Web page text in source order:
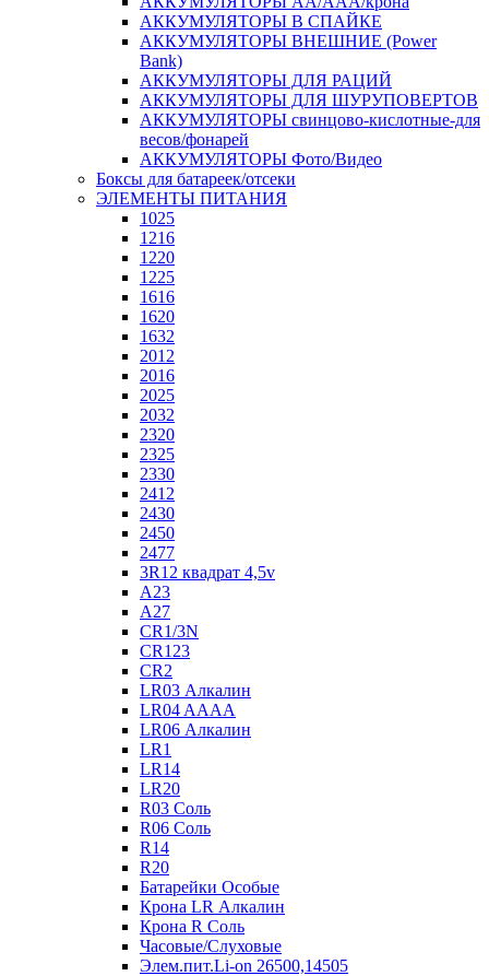
АККУМУЛЯТОРЫ В СПАЙКЕ
АККУМУЛЯТОРЫ ВНЕШНИЕ (Power
Bank)
АККУМУЛЯТОРЫ ДЛЯ РАЦИЙ
АККУМУЛЯТОРЫ ДЛЯ ШУРУПОВЕРТОВ
АККУМУЛЯТОРЫ свинцово-кислотные-для
весов/фонарей
АККУМУЛЯТОРЫ Фото/Видео
Боксы для батареек/отсеки
ЭЛЕМЕНТЫ ПИТАНИЯ
1025
1216
1220
1225
1616
1620
1632
2012
2016
2025
2032
2320
2325
2330
2412
2430
2450
2477
3R12 квадрат 4,5v
A23
A27
CR1/3N
CR123
CR2
LR03 Алкалин
LR04 AAAA
LR06 Алкалин
LR1
LR14
LR20
R03 Соль
R06 Соль
R14
R20
Батарейки Особые
Крона LR Алкалин
Крона R Соль
Часовые/Слуховые
Элем.пит.Li-on 26500,14505